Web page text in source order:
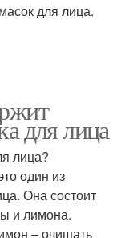
для лица.
для лица
лица?
один из
Она состоит
и лимона.
– очищать